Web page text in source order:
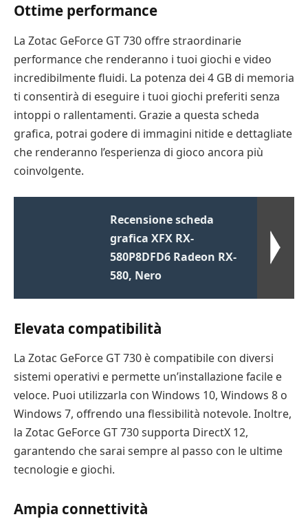
Ottime performance
La Zotac GeForce GT 730 offre straordinarie
performance che renderanno i tuoi giochi e video
incredibilmente fluidi. La potenza dei 4 GB di memoria
ti consentirà di eseguire i tuoi giochi preferiti senza
intoppi o rallentamenti. Grazie a questa scheda
grafica, potrai godere di immagini nitide e dettagliate
che renderanno l’esperienza di gioco ancora più
coinvolgente.
Recensione scheda
grafica XFX RX-
580P8DFD6 Radeon RX-
580, Nero
Elevata compatibilità
La Zotac GeForce GT 730 è compatibile con diversi
sistemi operativi e permette un’installazione facile e
veloce. Puoi utilizzarla con Windows 10, Windows 8 o
Windows 7, offrendo una flessibilità notevole. Inoltre,
la Zotac GeForce GT 730 supporta DirectX 12,
garantendo che sarai sempre al passo con le ultime
tecnologie e giochi.
Ampia connettività